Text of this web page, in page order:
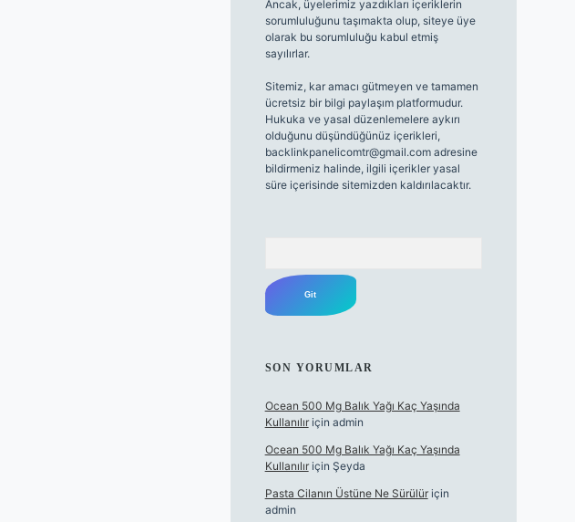
Ancak, üyelerimiz yazdıkları içeriklerin
sorumluluğunu taşımakta olup, siteye üye
olarak bu sorumluluğu kabul etmiş
sayılırlar.
Sitemiz, kar amacı gütmeyen ve tamamen
ücretsiz bir bilgi paylaşım platformudur.
Hukuka ve yasal düzenlemelere aykırı
olduğunu düşündüğünüz içerikleri,
backlinkpanelicomtr@gmail.comadresine
bildirmeniz halinde, ilgili içerikler yasal
süre içerisinde sitemizden kaldırılacaktır.
SON YORUMLAR
Ocean 500 Mg Balık Yağı Kaç Yaşında
Kullanılıriçin admin
Ocean 500 Mg Balık Yağı Kaç Yaşında
Kullanılıriçin Şeyda
Pasta Cilanın Üstüne Ne Sürülüriçin
admin